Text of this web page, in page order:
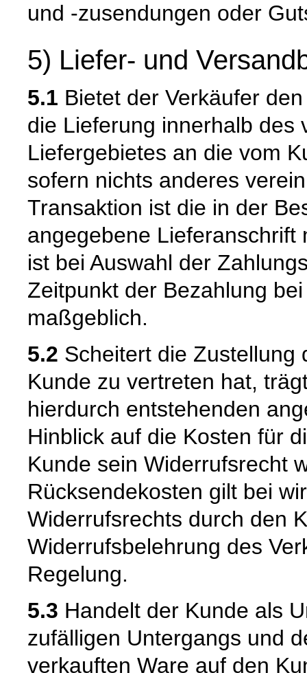
und -zusendungen oder
5) Liefer- und
5.1 Bietet der Verkäufer
die Lieferung innerhalb des
Liefergebietes an die vom
sofern nichts anderes
Transaktion ist die in der
angegebene Lieferanschrift
ist bei Auswahl der
Zeitpunkt der Bezahlung
maßgeblich.
5.2 Scheitert die Zustellung
Kunde zu vertreten hat,
hierdurch entstehenden
Hinblick auf die Kosten für
Kunde sein Widerrufsrecht
Rücksendekosten gilt bei
Widerrufsrechts durch den
Widerrufsbelehrung des
Regelung.
5.3 Handelt der Kunde als
zufälligen Untergangs und
verkauften Ware auf den